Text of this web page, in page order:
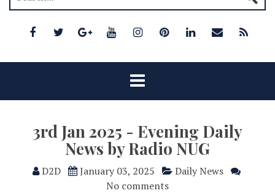
3rd Jan 2025 - Evening Daily
News by Radio NUG
D2D January 03, 2025
Daily News
No comments